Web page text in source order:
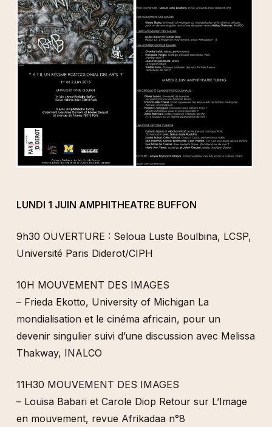
LUNDI 1 JUIN AMPHITHEATRE BUFFON
9h30 OUVERTURE : Seloua Luste Boulbina, LCSP,
Université Paris Diderot/CIPH
10H MOUVEMENT DES IMAGES
– Frieda Ekotto, University of Michigan La
mondialisation et le cinéma africain, pour un
devenir singulier suivi d’une discussion avec Melissa
Thakway, INALCO
11H30 MOUVEMENT DES IMAGES
– Louisa Babari et Carole Diop Retour sur L’Image
en mouvement, revue Afrikadaa n°8